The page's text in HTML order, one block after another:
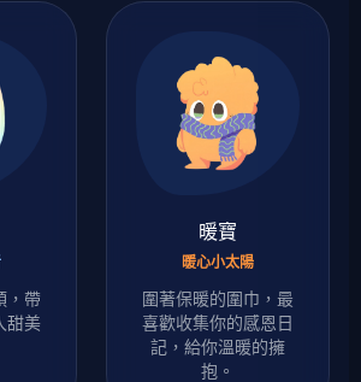
，帶
甜美
暖寶
暖心小太陽
圍著保暖的圍巾，最
喜歡收集你的感恩日
記，給你溫暖的擁
抱。